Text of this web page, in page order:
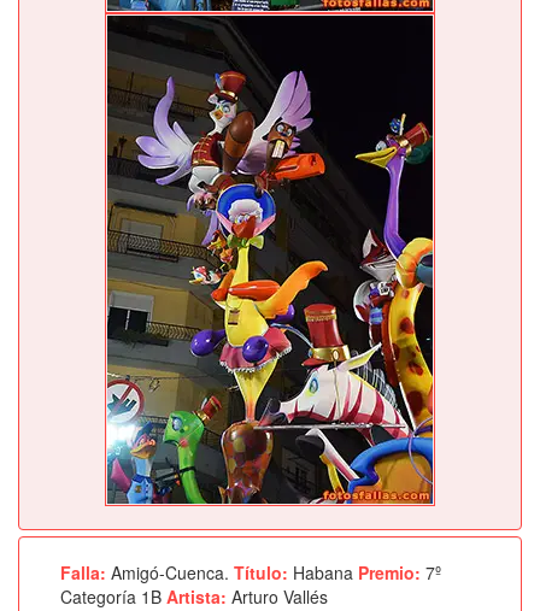
Falla: Amigó-Cuenca. Título: Habana Premio: 7º
Categoría 1B Artista: Arturo Vallés